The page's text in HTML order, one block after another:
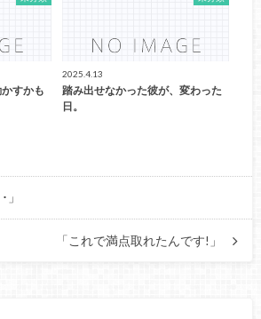
すかも
2025.4.13
踏み出せなかった彼が、変わった
日。
」
「これで満点取れたんです!」